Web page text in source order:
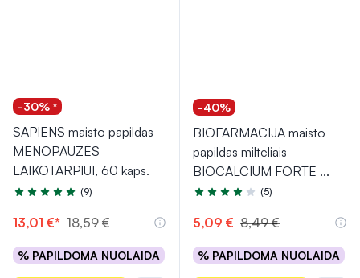
-30% *
SAPIENS maisto papildas
MENOPAUZĖS
LAIKOTARPIUI, 60 kaps.
Įvertinimas 5.0 iš 5
(9)
13,01 €* 18,59 €
% PAPILDOMA NUOLAIDA
-40%
BIOFARMACIJA maisto
papildas milteliais
BIOCALCIUM FORTE ...
Įvertinimas 4.4 iš 5
(5)
5,09 € 8,49 €
% PAPILDOMA NUOLAIDA